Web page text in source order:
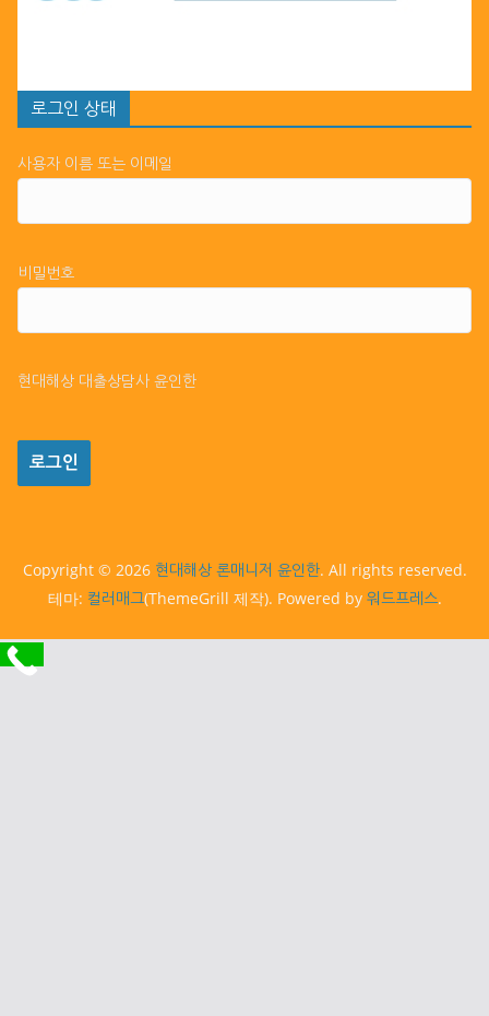
로그인 상태
사용자 이름 또는 이메일
비밀번호
현대해상 대출상담사 윤인한
Copyright © 2026 현대해상 론매니저 윤인한. All rights reserved.
테마: 컬러매그(ThemeGrill 제작). Powered by 워드프레스.